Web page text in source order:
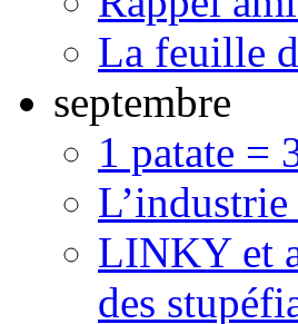
La feuille
septembre
1 patate =
LINKY et
des